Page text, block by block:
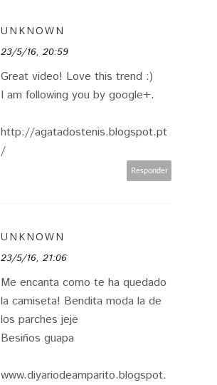
UNKNOWN
23/5/16, 20:59
Great video! Love this trend :)
I am following you by google+.
http://agatadostenis.blogspot.pt
/
Responder
UNKNOWN
23/5/16, 21:06
Me encanta como te ha quedado
la camiseta! Bendita moda la de
los parches jeje
Besiños guapa
www.diyariodeamparito.blogspot.